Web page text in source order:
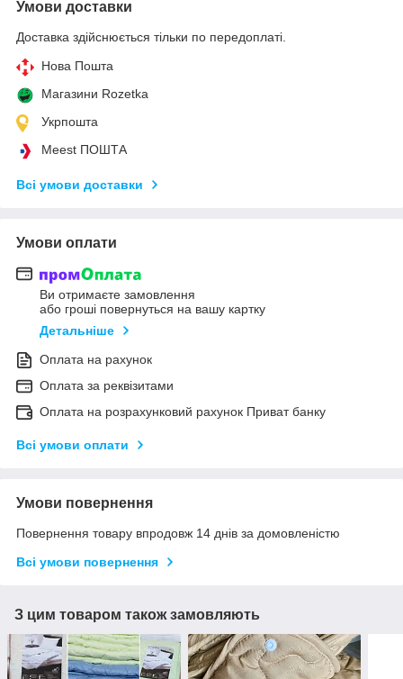
Умови доставки
Доставка здійснюється тільки по передоплаті.
Нова Пошта
Магазини Rozetka
Укрпошта
Meest ПОШТА
Всі умови доставки
Умови оплати
Ви отримаєте замовлення
або гроші повернуться на вашу картку
Детальніше
Оплата на рахунок
Оплата за реквізитами
Оплата на розрахунковий рахунок Приват банку
Всі умови оплати
Умови повернення
Повернення товару впродовж 14 днів за домовленістю
Всі умови повернення
З цим товаром також замовляють